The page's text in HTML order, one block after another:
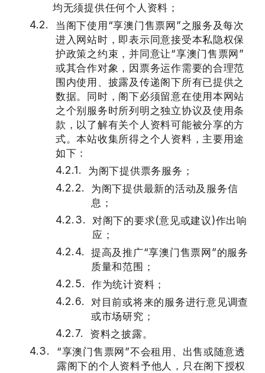
均无须提供任何个人资料；
当阁下使用“享澳门售票网”之服务及每次
进入网站时，即表示同意接受本私隐权保
护政策之约束，并同意让“享澳门售票网”
或其合作对象，因票务运作需要的合理范
围内使用、披露及传递阁下所有已提供之
数据。同时，阁下必须留意在使用本网站
之个别服务时所列明之独立协议及使用条
款，以了解有关个人资料可能被分享的方
式。本站收集所得之个人资料，主要用途
如下：
为阁下提供票务服务；
为阁下提供最新的活动及服务信
息；
对阁下的要求(意见或建议)作出响
应；
提高及推广“享澳门售票网”的服务
质量和范围；
作为统计资料；
对目前或将来的服务进行意见调查
或市场研究；
资料之披露。
“享澳门售票网”不会租用、出售或随意透
露阁下的个人资料予他人，只在阁下授权